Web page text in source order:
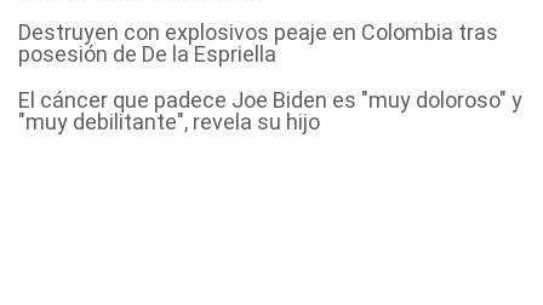
Destruyen con explosivos peaje en Colombia tras
posesión de De la Espriella
El cáncer que padece Joe Biden es "muy doloroso" y
"muy debilitante", revela su hijo